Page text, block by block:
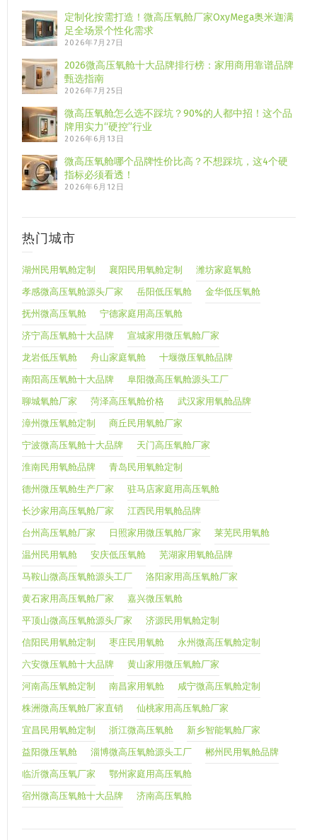
定制化按需打造！微高压氧舱厂家OxyMega奥米迦满
足全场景个性化需求
2026年7月27日
2026微高压氧舱十大品牌排行榜：家用商用靠谱品牌
甄选指南
2026年7月25日
微高压氧舱怎么选不踩坑？90%的人都中招！这个品
牌用实力“硬控”行业
2026年6月13日
微高压氧舱哪个品牌性价比高？不想踩坑，这4个硬
指标必须看透！
2026年6月12日
热门城市
湖州民用氧舱定制 襄阳民用氧舱定制 潍坊家庭氧舱
孝感微高压氧舱源头厂家 岳阳低压氧舱 金华低压氧舱
抚州微高压氧舱 宁德家庭用高压氧舱
济宁高压氧舱十大品牌 宣城家用微压氧舱厂家
龙岩低压氧舱 舟山家庭氧舱 十堰微压氧舱品牌
南阳高压氧舱十大品牌 阜阳微高压氧舱源头工厂
聊城氧舱厂家 菏泽高压氧舱价格 武汉家用氧舱品牌
漳州微压氧舱定制 商丘民用氧舱厂家
宁波微高压氧舱十大品牌 天门高压氧舱厂家
淮南民用氧舱品牌 青岛民用氧舱定制
德州微压氧舱生产厂家 驻马店家庭用高压氧舱
长沙家用高压氧舱厂家 江西民用氧舱品牌
台州高压氧舱厂家 日照家用微压氧舱厂家 莱芜民用氧舱
温州民用氧舱 安庆低压氧舱 芜湖家用氧舱品牌
马鞍山微高压氧舱源头工厂 洛阳家用高压氧舱厂家
黄石家用高压氧舱厂家 嘉兴微压氧舱
平顶山微高压氧舱源头厂家 济源民用氧舱定制
信阳民用氧舱定制 枣庄民用氧舱 永州微高压氧舱定制
六安微压氧舱十大品牌 黄山家用微压氧舱厂家
河南高压氧舱定制 南昌家用氧舱 咸宁微高压氧舱定制
株洲微高压氧舱厂家直销 仙桃家用高压氧舱厂家
宜昌民用氧舱定制 浙江微高压氧舱 新乡智能氧舱厂家
益阳微压氧舱 淄博微高压氧舱源头工厂 郴州民用氧舱品牌
临沂微高压氧厂家 鄂州家庭用高压氧舱
宿州微高压氧舱十大品牌 济南高压氧舱